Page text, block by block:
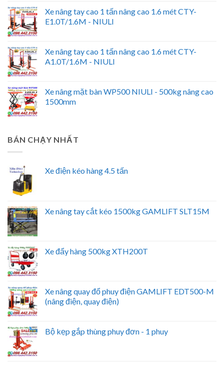
Xe nâng tay cao 1 tấn nâng cao 1.6 mét CTY-
E1.0T/1.6M - NIULI
Xe nâng tay cao 1 tấn nâng cao 1.6 mét CTY-
A1.0T/1.6M - NIULI
Xe nâng mặt bàn WP500 NIULI - 500kg nâng cao
1500mm
BÁN CHẠY NHẤT
Xe điện kéo hàng 4.5 tấn
Xe nâng tay cắt kéo 1500kg GAMLIFT SLT15M
Xe đẩy hàng 500kg XTH200T
Xe nâng quay đổ phuy điện GAMLIFT EDT500-M
(nâng điện, quay điện)
Bộ kẹp gắp thùng phuy đơn - 1 phuy